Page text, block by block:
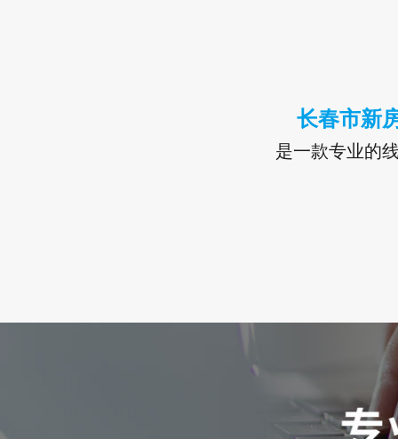
长春市新
是一款专业的